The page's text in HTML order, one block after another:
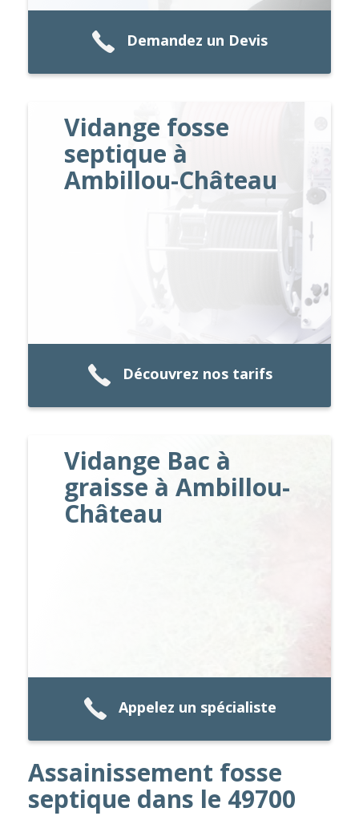
Demandez un Devis
Vidange fosse
septique à
Ambillou-Château
Découvrez nos tarifs
Vidange Bac à
graisse à Ambillou-
Château
Appelez un spécialiste
Assainissement fosse
septique dans le 49700